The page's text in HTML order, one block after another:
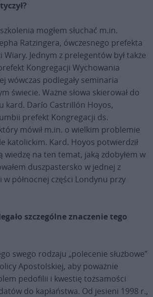
mogłem słuchać m.in.
Ratzingera, ówczesnego prefekta
Jednym z prelegentów był także
Kongregacji Wychowania
wówczas podlegały seminaria
świecie. Ważne słowa skierował do
kard. Darío Castrillón Hoyos,
prefekt Kongregacji ds.
mówił m.in. o wielkim problemie
katolickim. Kard. Hoyos potwierdził
wiedzę na ten temat, jaką zdobyłem w
duszpastersko w jednej z
północnej części Londynu przy
szczególne znaczenie tego
swego rodzaju „polecenie służbowe”
Apostolskiej, aby poważnie
pedofilii i kwestię tożsamości
do kapłaństwa. Od jesieni 1998 r.,